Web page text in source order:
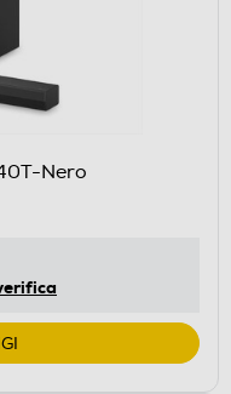
Nero